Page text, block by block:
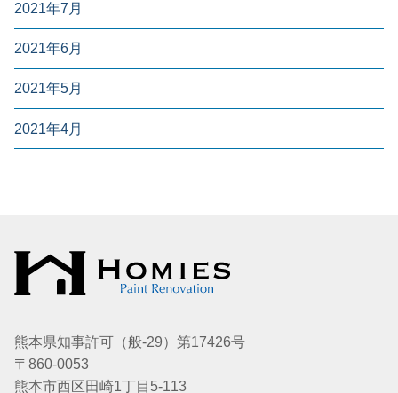
2021年7月
2021年6月
2021年5月
2021年4月
熊本県知事許可（般-29）第17426号
〒860-0053
熊本市西区田崎1丁目5-113